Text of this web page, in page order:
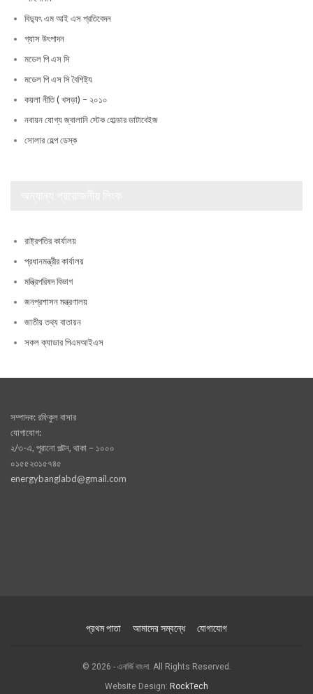
বিদ্যুৎ এম আই এস প্রতিবেদন
গ্যাস উৎপাদন
মডেল পি এস সি
মডেল পি এস সি বৈশিষ্ট্য
কয়লা নীতি ( খসড়া) – ২০১০
নবায়ন যোগ্য জ্বালানি স্টেক হোল্ডার ডাটাবেইজ
সোলার হেল্প ডেস্ক
রাষ্ট্রপতির কার্যালয়
প্রধানমন্ত্রীর কার্যালয়
মন্ত্রিপরিষদ বিভাগ
জনপ্রশাসন মন্ত্রণালয়
জাতীয় তথ্য বাতায়ন
সকল ক্যাডার পিএমআইএস
সম্পাদক: রফিকুল বাসার
যোগাযোগ:
২/৩-এ, পূরানো পল্টন, থাকা – ১০০০
০১৫৫২৩১৫৭৪৫
energybanglabd@gmail.com
প্রথম পাতা আমাদের সম্বন্ধে যোগাযোগ
© 2026 - এনার্জি বাংলা. All Rights Reserved.
Website Design: RockTech